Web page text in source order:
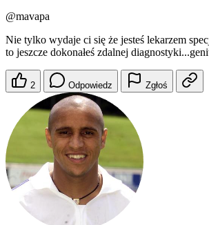
@mavapa
Nie tylko wydaje ci się że jesteś lekarzem
to jeszcze dokonałeś zdalnej
2 Odpowiedz Zgłoś